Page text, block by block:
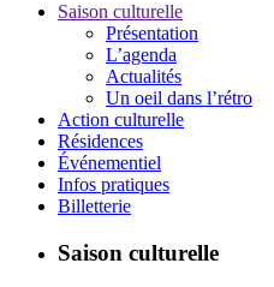
Saison culturelle
Présentation
L’agenda
Actualités
Un oeil dans l’rétro
Action culturelle
Résidences
Événementiel
Infos pratiques
Billetterie
Saison culturelle